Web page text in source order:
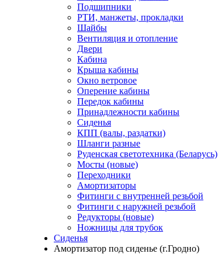
Подшипники
РТИ, манжеты, прокладки
Шайбы
Вентиляция и отопление
Двери
Кабина
Крыша кабины
Окно ветровое
Оперение кабины
Передок кабины
Принадлежности кабины
Сиденья
КПП (валы, раздатки)
Шланги разные
Руденская светотехника (Беларусь)
Мосты (новые)
Переходники
Амортизаторы
Фитинги с внутренней резьбой
Фитинги с наружней резьбой
Редукторы (новые)
Ножницы для трубок
Сиденья
Амортизатор под сиденье (г.Гродно)